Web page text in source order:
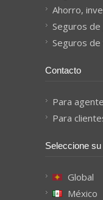
Ahorro,
Seguros
Seguros de
Contacto
Para
Para
Seleccione
Global
México